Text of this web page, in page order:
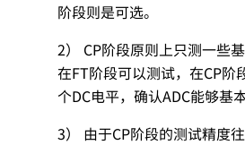
阶段则是可选。
2） CP阶段原则上只测一些
在FT阶段可以测试，在CP阶
个DC电平，确认ADC能够基
3） 由于CP阶段的测试精度